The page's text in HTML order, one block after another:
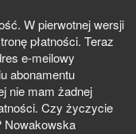
W pierwotnej wersji
płatności. Teraz
e-meilowy
abonamentu
nie mam żadnej
Czy życzycie
Nowakowska